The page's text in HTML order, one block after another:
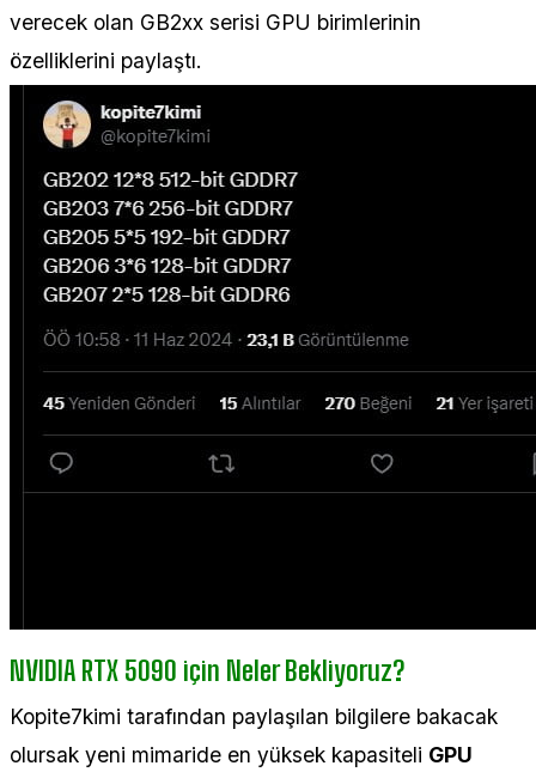
verecek olan GB2xx serisi GPU birimlerinin
özelliklerini paylaştı.
NVIDIA RTX 5090 için Neler Bekliyoruz?
Kopite7kimi tarafından paylaşılan bilgilere bakacak
olursak yeni mimaride en yüksek kapasiteli GPU